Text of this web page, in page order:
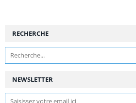
NEWSLETTER
RECHERCHE